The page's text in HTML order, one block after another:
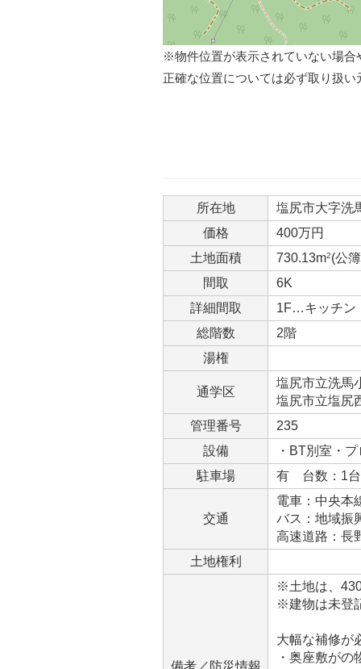
※物件位置が表示されていない場合
正確な位置については必ず取り扱
所在地
塩尻市大字洗
価格
400万円
土地面積
730.13m2(公
間取
6K
詳細間取
1F…キッチン
総階数
2階
湯権
通学区
塩尻市立洗馬
塩尻市立塩尻
管理番号
235
設備
・BT別室・
駐車場
有 台数：1
交通
電車：中央
バス：地域
高速道路：
土地権利
※土地は、
※建物は未登
大幅な補修が
・奥座敷が